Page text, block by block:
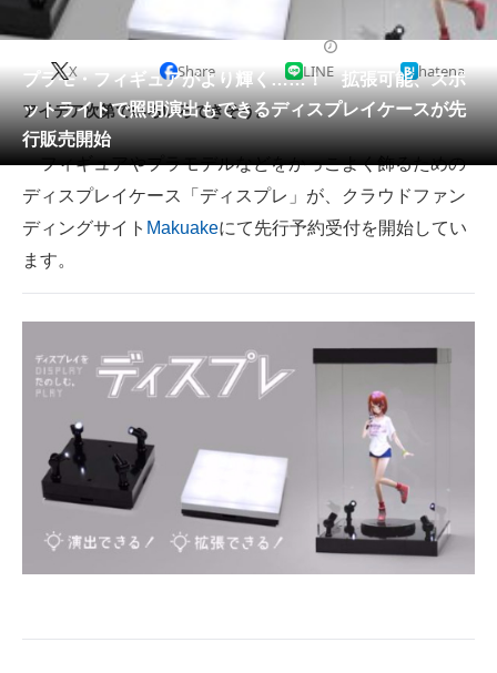
リサーチ
会員記事
メディア
注目記事を集めた総合ページ
ITの今と未来を見通す
スマホと通信の最新トレンド
好きが集まる 比べて選べる
AI活用のいまが分かる
企業ITのトレンドを詳説
経営リーダーのコミュニティ
プラモ・フィギュアがより輝く……！ 拡張可能、スポ
ットライトで照明演出もできるディスプレイケースが先
行販売開始
X Share LINE hatena
アイデア次第でいろいろできそう。
フィギュアやプラモデルなどをかっこよく飾るための
ディスプレイケース「ディスプレ」が、クラウドファン
ディングサイト Makuakeにて先行予約受付を開始してい
ます。